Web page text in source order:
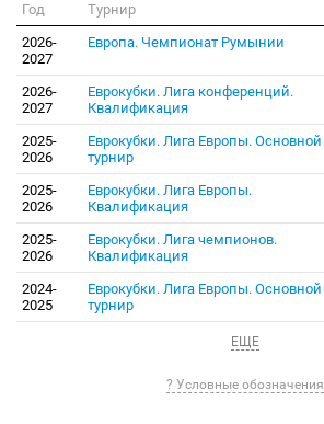
Год Турнир
2026-
2027
Европа. Чемпионат Румынии
2026-
2027
Еврокубки. Лига конференций.
Квалификация
2025-
2026
Еврокубки. Лига Европы. Основной
турнир
2025-
2026
Еврокубки. Лига Европы.
Квалификация
2025-
2026
Еврокубки. Лига чемпионов.
Квалификация
2024-
2025
Еврокубки. Лига Европы. Основной
турнир
ЕЩЕ
? Условные обозначения